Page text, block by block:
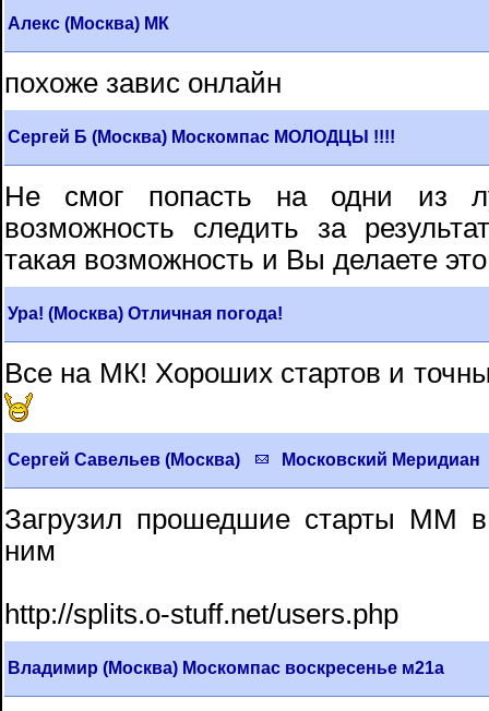
Алекс (Москва) МК
похоже завис онлайн
Сергей Б (Москва) Москомпас МОЛОДЦЫ !!!!
Не смог попасть на одни из
возможность следить за
такая возможность и Вы делаете
Ура! (Москва) Отличная погода!
Все на МК! Хороших стартов и
Сергей Савельев (Москва) Московский Меридиан
Загрузил прошедшие старты ММ в
ним
http://splits.o-stuff.net/users.php
Владимир (Москва) Москомпас воскресенье м21а